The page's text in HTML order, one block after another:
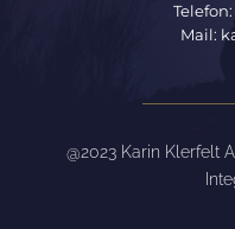
Telefon:
Mail:
@2023 Karin Klerfelt